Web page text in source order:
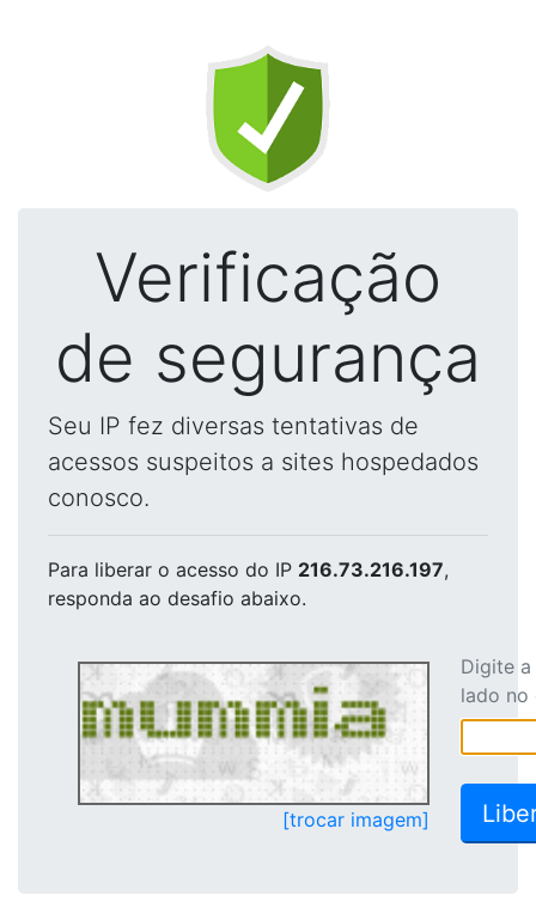
Verificação
de segurança
Seu IP fez diversas tentativas de
acessos suspeitos a sites hospedados
conosco.
Para liberar o acesso do IP 216.73.216.197,
responda ao desafio abaixo.
[trocar imagem]
Digite
lado no